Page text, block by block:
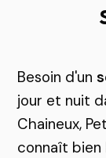
Besoin d'un
jour et nuit
Chaineux,
connaît bien